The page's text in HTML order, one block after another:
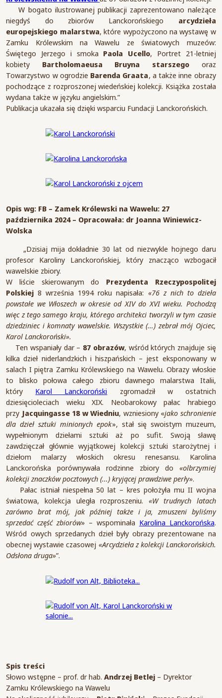
W bogato ilustrowanej publikacji zaprezentowano należące
niegdyś do zbiorów Lanckorońskiego arcydzieła
europejskiego malarstwa, które wypożyczono na wystawę w
Zamku Królewskim na Wawelu ze światowych muzeów:
Świętego Jerzego i smoka Paola Ucello, Portret 21-letniej
kobiety Bartholomaeusa Bruyna starszego oraz
Towarzystwo w ogrodzie Barenda Graata, a także inne obrazy
pochodzące z rozproszonej wiedeńskiej kolekcji. Książka została
wydana także w języku angielskim.”
Publikacja ukazała się dzięki wsparciu Fundacji Lanckorońskich.
Opis wg: FB – Zamek Królewski na Wawelu: 27
października 2024 – Opracowała: dr Joanna Winiewicz-
Wolska
„Dzisiaj mija dokładnie 30 lat od niezwykle hojnego daru
profesor Karoliny Lanckorońskiej, który znacząco wzbogacił
wawelskie zbiory.
W liście skierowanym do Prezydenta Rzeczypospolitej
Polskiej 8 września 1994 roku napisała: «76 z nich to dzieła
powstałe we Włoszech w okresie od XIV do XVI wieku. Pochodzą
więc z tego samego kraju, którego architekci tworzyli w tym czasie
dziedziniec i komnaty wawelskie. Wszystkie (…) zebrał mój Ojciec,
Karol Lanckoroński».
Ten wspaniały dar – 87 obrazów, wśród których znajduje się
kilka dzieł niderlandzkich i hiszpańskich – jest eksponowany w
salach I piętra Zamku Królewskiego na Wawelu. Obrazy włoskie
to blisko połowa całego zbioru dawnego malarstwa Italii,
który Karol Lanckoroński zgromadził w ostatnich
dziesięcioleciach wieku XIX. Neobarokowy pałac hrabiego
przy Jacquingasse 18 w Wiedniu, wzniesiony «jako schronienie
dla dzieł sztuki minionych epok», stał się swoistym muzeum,
wypełnionym dziełami sztuki aż po sufit. Swoją sławę
zawdzięczał głównie wyjątkowej kolekcji sztuki starożytnej i
dziełom malarzy włoskich okresu renesansu. Karolina
Lanckorońska porównywała rodzinne zbiory do «olbrzymiej
kolekcji znaczków pocztowych (…) kryjącej prawdziwe perły».
Pałac istniał niespełna 50 lat – kres położyła mu II wojna
światowa, kolekcja uległa rozproszeniu.«W trudnych latach
zarówno brat mój, jak później także i ja, zmuszeni byliśmy
sprzedać część zbiorów» – wspominała Karolina Lanckorońska.
Wśród owych sprzedanych dzieł były obrazy prezentowane na
obecnej wystawie czasowej «Arcydzieła z kolekcji Lanckorońskich.
Odsłona druga»”.
Spis treści
Słowo wstępne – prof. dr hab.Andrzej Betlej – Dyrektor
Zamku Królewskiego na Wawelu